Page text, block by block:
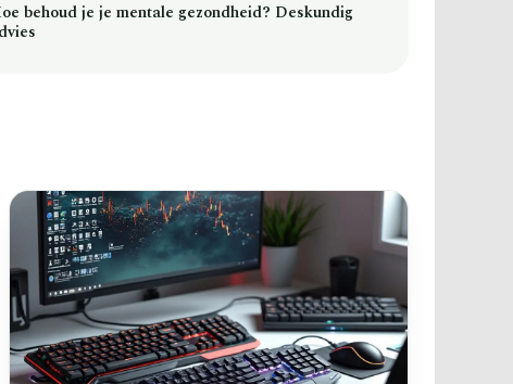
behoud je je mentale gezondheid? Deskundig